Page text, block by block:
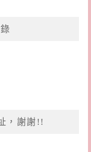
，謝謝!!